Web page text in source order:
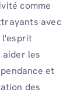
comme
avec
l'esprit
les
et
des